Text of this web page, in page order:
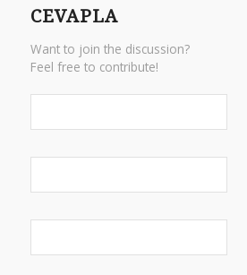
CEVAPLA
Want to join the discussion?
Feel free to contribute!